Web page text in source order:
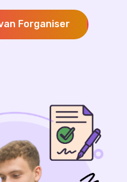
Forganiser